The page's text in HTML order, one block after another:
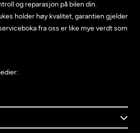
og reparasjon på bilen din.
holder høy kvalitet, garantien gjelder
fra oss er like mye verdt som